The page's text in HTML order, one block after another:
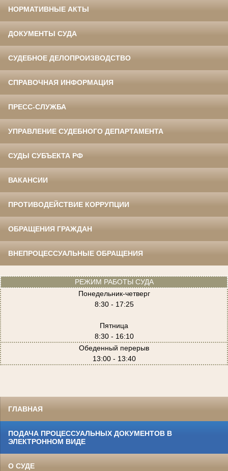
НОРМАТИВНЫЕ АКТЫ
ДОКУМЕНТЫ СУДА
СУДЕБНОЕ ДЕЛОПРОИЗВОДСТВО
СПРАВОЧНАЯ ИНФОРМАЦИЯ
ПРЕСС-СЛУЖБА
УПРАВЛЕНИЕ СУДЕБНОГО ДЕПАРТАМЕНТА
СУДЫ СУБЪЕКТА РФ
ВАКАНСИИ
ПРОТИВОДЕЙСТВИЕ КОРРУПЦИИ
ОБРАЩЕНИЯ ГРАЖДАН
ВНЕПРОЦЕССУАЛЬНЫЕ ОБРАЩЕНИЯ
РЕЖИМ РАБОТЫ СУДА
Понедельник-четверг
8:30 - 17:25
Пятница
8:30 - 16:10
Обеденный перерыв
13:00 - 13:40
ГЛАВНАЯ
ПОДАЧА ПРОЦЕССУАЛЬНЫХ ДОКУМЕНТОВ В
ЭЛЕКТРОННОМ ВИДЕ
О СУДЕ